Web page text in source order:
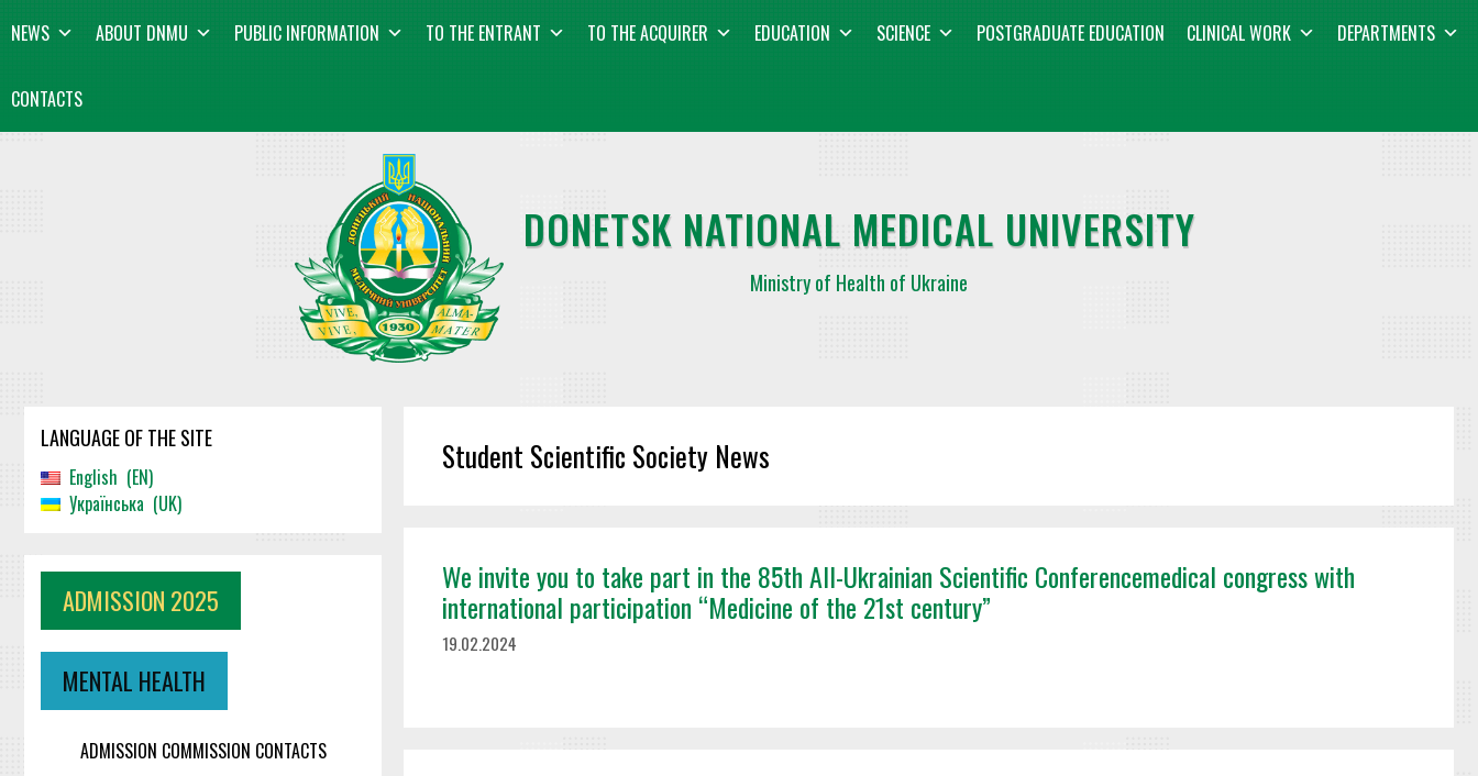
toNEWS ABOUT DNMU PUBLIC INFORMATION TO THE ENTRANT TO THE ACQUIRER EDUCATION SCIENCE POSTGRADUATE EDUCATION CLINICAL WORK DEPARTMENTS
CONTACTS
DONETSK NATIONAL MEDICAL UNIVERSITY
Ministry of Health of Ukraine
Student Scientific Society News
We invite you to take part in the 85th All-Ukrainian Scientific Conferencemedical congress with
international participation “Medicine of the 21st century”
19.02.2024
LANGUAGE OF THE SITE
English
EN
Українська
UK
ADMISSION 2025
MENTAL HEALTH
ADMISSION COMMISSION CONTACTS